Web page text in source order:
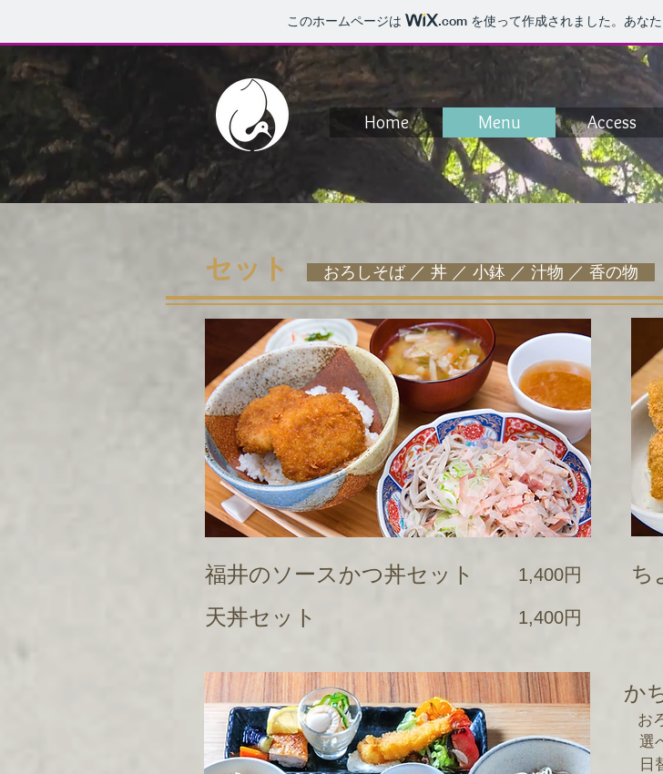
このホームページは .com を使って作成されました。あな
Home Menu Access
セット おろしそば ／ 丼 ／ 小鉢 ／ 汁物 ／ 香の物
福井のソースかつ丼セット 1,400円 ち
天丼セット 1,400円
か
お
選
日